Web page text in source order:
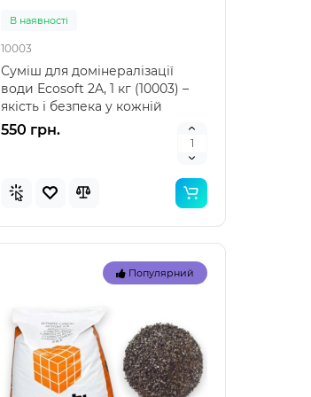
Топ
В наявностi
10003
Суміш для домінералізації
води Ecosoft 2A, 1 кг (10003) –
якість і безпека у кожній
краплі Суміш дл..
550 грн.
Популярний